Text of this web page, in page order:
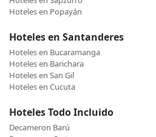
Hoteles en Popayán
Hoteles en Santanderes
Hoteles en Bucaramanga
Hoteles en Barichara
Hoteles en San Gil
Hoteles en Cucuta
Hoteles Todo Incluido
Decameron Barú